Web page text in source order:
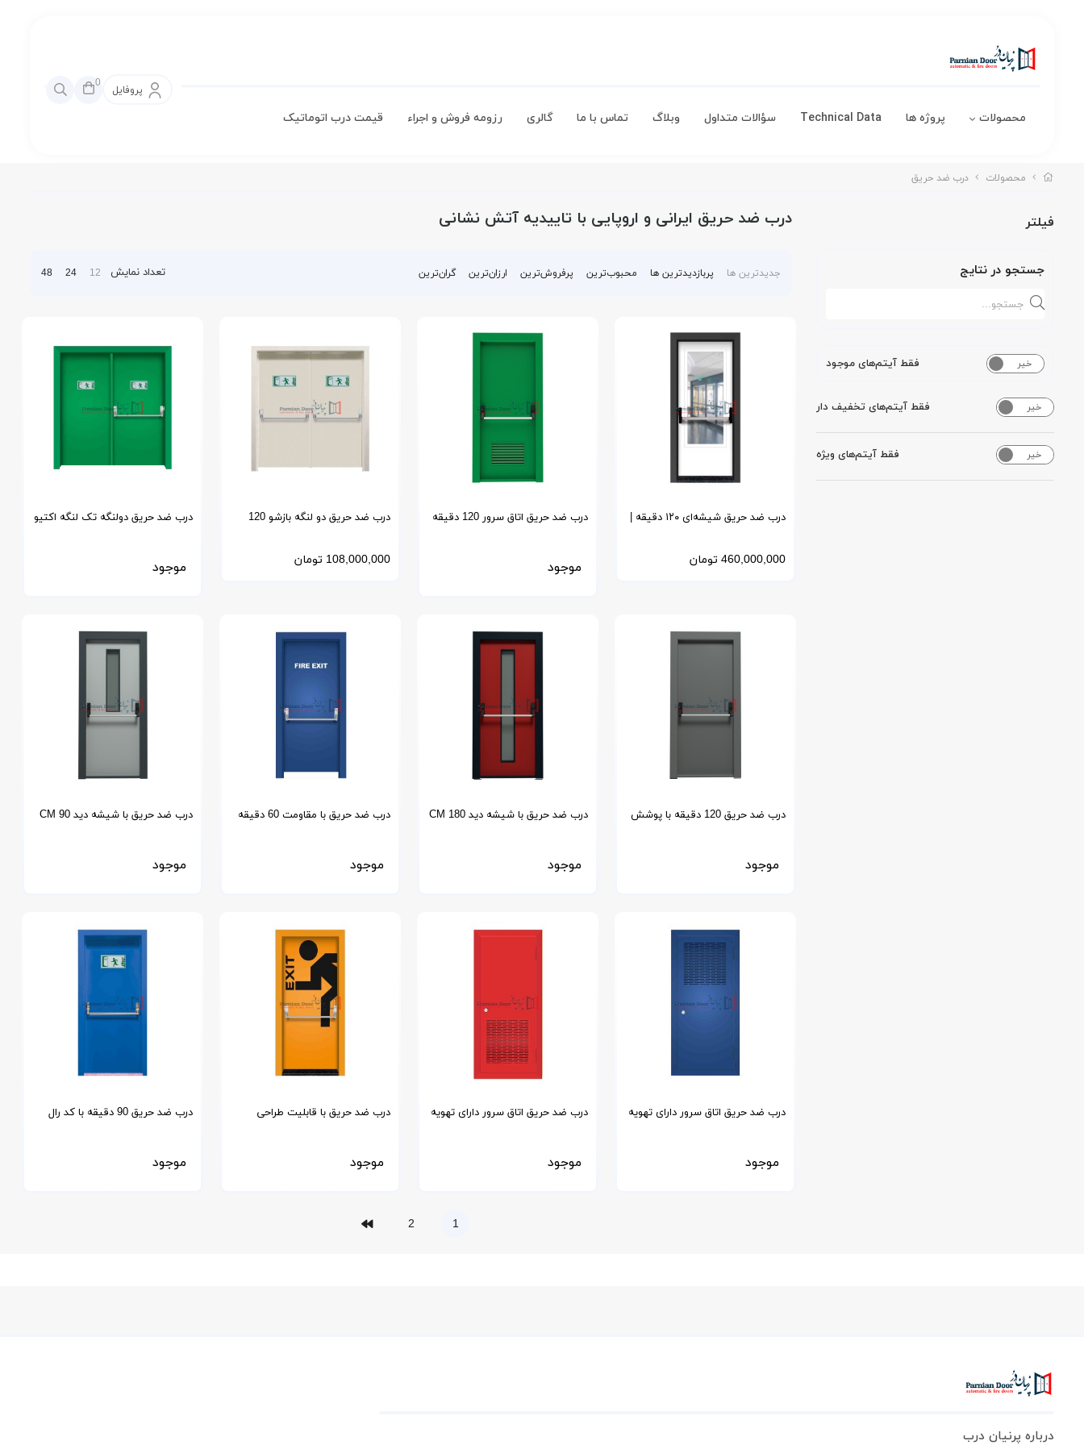
محصولات پروژه ها Technical Data سؤالات متداول وبلاگ تماس با ما گالری رزومه فروش و اجراء قیمت درب اتوماتیک
پروفایل
0
محصولات درب ضد حریق
فیلتر
جستجو در نتایج
خیر فقط آیتم‌های موجود
خیر فقط آیتم‌های تخفیف دار
خیر فقط آیتم‌های ویژه
درب ضد حریق ایرانی و اروپایی با تاییدیه آتش نشانی
جدیدترین ها پربازدیدترین ها محبوب‌‌ترین پرفروش‌ترین ارزان‌ترین گران‌ترین تعداد نمایش 12
24
48
درب ضد حریق شیشه‌ای ۱۲۰ دقیقه |
مقاوم در برابر آتش با شیشه وارداتی
460,000,000 تومان
درب ضد حریق اتاق سرور 120 دقیقه
موجود
درب ضد حریق دو لنگه بازشو 120
دقیقه
108,000,000 تومان
درب ضد حریق دولنگه تک لنگه اکتیو
موجود
درب ضد حریق 120 دقیقه با پوشش
موجود
درب ضد حریق با شیشه دید 180 CM
موجود
درب ضد حریق با مقاومت 60 دقیقه
موجود
درب ضد حریق با شیشه دید 90 CM
موجود
درب ضد حریق اتاق سرور دارای تهویه
موجود
درب ضد حریق اتاق سرور دارای تهویه
موجود
درب ضد حریق با قابلیت طراحی
موجود
درب ضد حریق 90 دقیقه با کد رال
موجود
1
2
درباره پرنیان درب